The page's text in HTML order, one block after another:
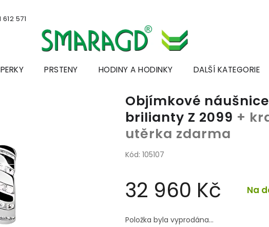
571
PRSTENY HODINY A HODINKY DALŠÍ KATEGORIE
Objímkové
brilianty Z 2099 +
utěrka zdarma
Kód: 105107
32 960 Kč Na
cena:
Položka byla vyprodána…